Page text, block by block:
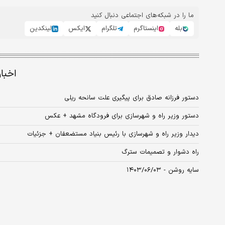
ما را در شبکه‌های اجتماعی دنبال کنید
بله
اینستاگرم تلگرام ایکس لینکدین
دستور فرزانه صادق برای پیگیری علت سانحه ریلی
دستور وزیر راه و شهرسازی برای فرودگاه مشهد + عکس
دیدار وزیر راه و شهرسازی با رئیس بنیاد مستضعفان + جزئیات
راه دشوار و تصمیمات سترگ
سایه روشن - ۱۴۰۳/۰۶/۰۳